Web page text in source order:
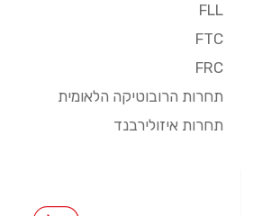
FLL
FTC
FRC
תחרות הרובוטיקה הלאומית
תחרות איזולירבנד